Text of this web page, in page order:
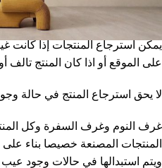
سياسة
يمكن استرجاع المنتجات إذا كانت
على الموقع أو اذا كان المنتج
لا يحق استرجاع المنتج في حالة
غرف النوم وغرف السفرة وكل
المنتجات المصنعة خصيصا بناء
ويتم استبدالها في حالات وجود عيب